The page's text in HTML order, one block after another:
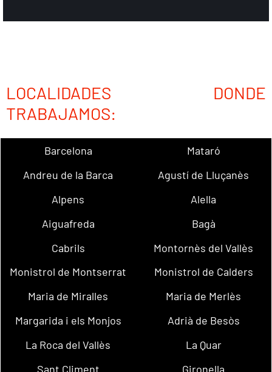
LOCALIDADES DONDE
TRABAJAMOS:
Barcelona
Mataró
Andreu de la Barca
Agustí de Lluçanès
Alpens
Alella
Aiguafreda
Bagà
Cabrils
Montornès del Vallès
Monistrol de Montserrat
Monistrol de Calders
Maria de Miralles
Maria de Merlès
Margarida i els Monjos
Adrià de Besòs
La Roca del Vallès
La Quar
Sant Climent
Gironella